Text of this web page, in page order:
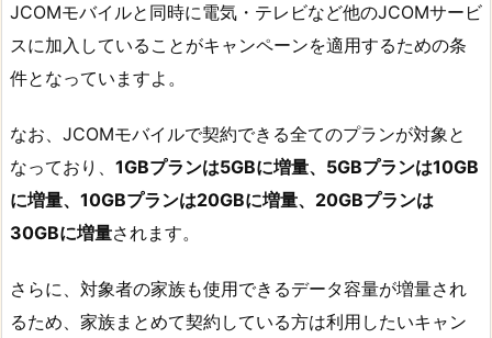
JCOMモバイルと同時に電気・テレビなど他のJCOMサービ
スに加入していることがキャンペーンを適用するための条
件となっていますよ。
なお、JCOMモバイルで契約できる全てのプランが対象と
なっており、 1GBプランは5GBに増量、5GBプランは10GB
に増量、10GBプランは20GBに増量、20GBプランは
30GBに増量されます。
さらに、対象者の家族も使用できるデータ容量が増量され
るため、家族まとめて契約している方は利用したいキャン